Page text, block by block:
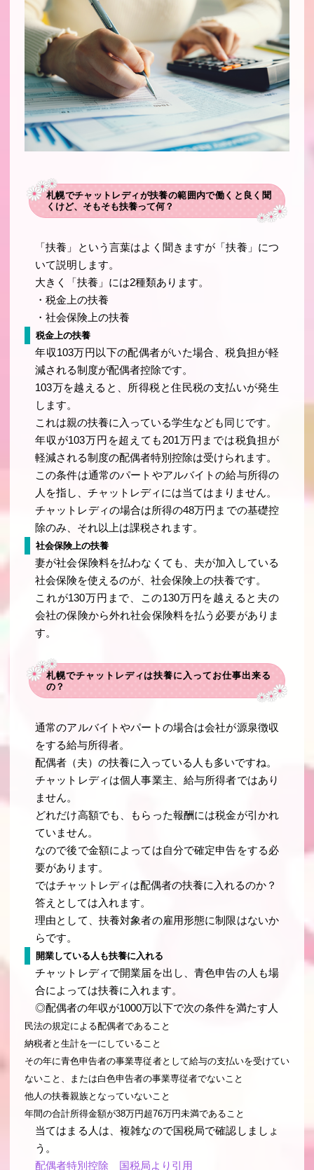
札幌でチャットレディが扶養の範囲内で働くと良く聞
くけど、そもそも扶養って何？
「扶養」という言葉はよく聞きますが「扶養」につ
いて説明します。
大きく「扶養」には2種類あります。
・税金上の扶養
・社会保険上の扶養
税金上の扶養
年収103万円以下の配偶者がいた場合、税負担が軽
減される制度が配偶者控除です。
103万を越えると、所得税と住民税の支払いが発生
します。
これは親の扶養に入っている学生なども同じです。
年収が103万円を超えても201万円までは税負担が
軽減される制度の配偶者特別控除は受けられます。
この条件は通常のパートやアルバイトの給与所得の
人を指し、チャットレディには当てはまりません。
チャットレディの場合は所得の48万円までの基礎控
除のみ、それ以上は課税されます。
社会保険上の扶養
妻が社会保険料を払わなくても、夫が加入している
社会保険を使えるのが、社会保険上の扶養です。
これが130万円まで、この130万円を越えると夫の
会社の保険から外れ社会保険料を払う必要がありま
す。
札幌でチャットレディは扶養に入ってお仕事出来る
の？
通常のアルバイトやパートの場合は会社が源泉徴収
をする給与所得者。
配偶者（夫）の扶養に入っている人も多いですね。
チャットレディは個人事業主、給与所得者ではあり
ません。
どれだけ高額でも、もらった報酬には税金が引かれ
ていません。
なので後で金額によっては自分で確定申告をする必
要があります。
ではチャットレディは配偶者の扶養に入れるのか？
答えとしては入れます。
理由として、扶養対象者の雇用形態に制限はないか
らです。
開業している人も扶養に入れる
チャットレディで開業届を出し、青色申告の人も場
合によっては扶養に入れます。
◎配偶者の年収が1000万以下で次の条件を満たす人
民法の規定による配偶者であること
納税者と生計を一にしていること
その年に青色申告者の事業専従者として給与の支払いを受けてい
ないこと、または白色申告者の事業専従者でないこと
他人の扶養親族となっていないこと
年間の合計所得金額が38万円超76万円未満であること
当てはまる人は、複雑なので国税局で確認しましょ
う。
配偶者特別控除 国税局より引用